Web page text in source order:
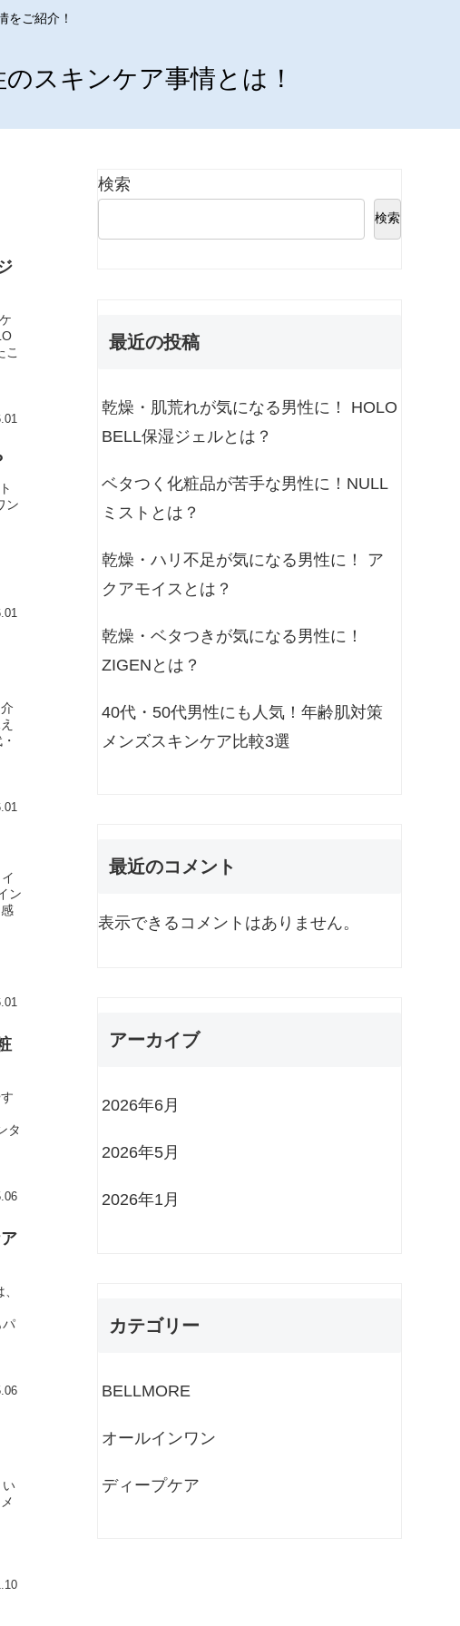
をご紹介！
スキンケア事情とは！
こ
ン
ン
タ
パ
い
検索
検索
最近の投稿
乾燥・肌荒れが気になる男性に！ HOLO
BELL保湿ジェルとは？
ベタつく化粧品が苦手な男性に！NULL
ミストとは？
乾燥・ハリ不足が気になる男性に！ ア
クアモイスとは？
乾燥・ベタつきが気になる男性に！
ZIGENとは？
40代・50代男性にも人気！年齢肌対策
メンズスキンケア比較3選
最近のコメント
表示できるコメントはありません。
アーカイブ
2026年6月
2026年5月
2026年1月
カテゴリー
BELLMORE
オールインワン
ディープケア